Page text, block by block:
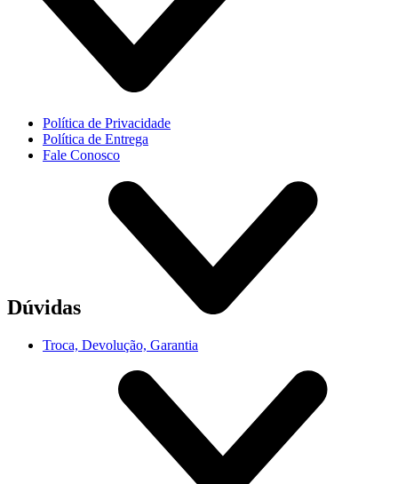
Política de Privacidade
Política de Entrega
Fale Conosco
Dúvidas
Troca, Devolução, Garantia